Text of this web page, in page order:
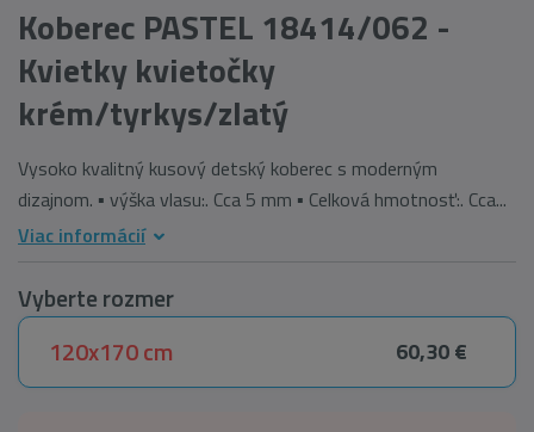
Koberec PASTEL 18414/062 -
Kvietky kvietočky
krém/tyrkys/zlatý
Vysoko kvalitný kusový detský koberec s moderným
dizajnom. ▪ výška vlasu:. Cca 5 mm ▪ Celková hmotnosť:. Cca...
Viac informácií
Vyberte rozmer
120x170 cm
60,30 €